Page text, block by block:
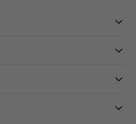
se convierte en un
densidades que